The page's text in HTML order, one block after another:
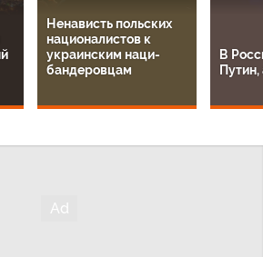
Ненависть польских
националистов к
украинским наци-
бандеровцам
В